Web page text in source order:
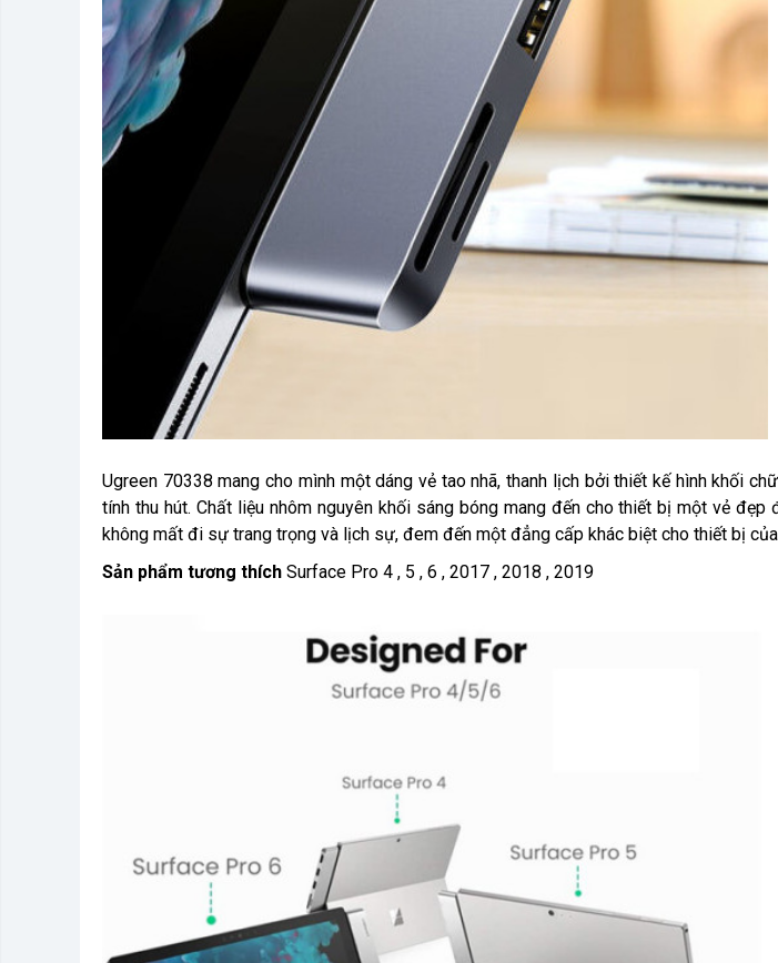
Ugreen 70338 mang cho mình một dáng vẻ tao nhã, thanh lịch bởi thiết kế hình khối
tính thu hút. Chất liệu nhôm nguyên khối sáng bóng mang đến cho thiết bị một vẻ đẹp
không mất đi sự trang trọng và lịch sự, đem đến một đẳng cấp khác biệt cho thiết bị
Sản phẩm tương thích Surface Pro 4 , 5 , 6 , 2017 , 2018 , 2019